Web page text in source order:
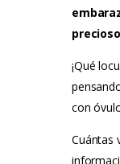
precioso
¡Qué
con
Cuántas